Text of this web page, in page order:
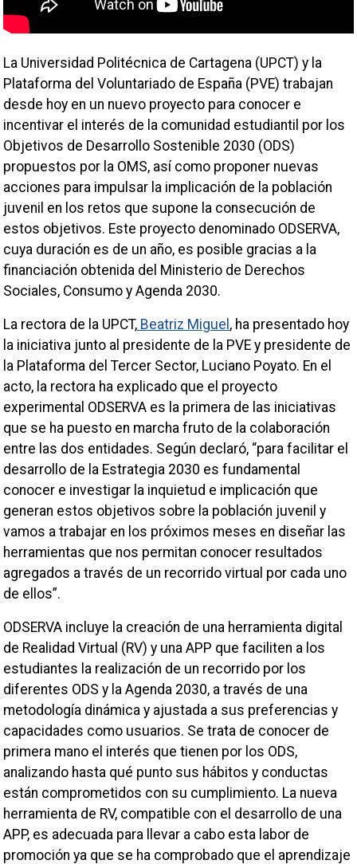
La Universidad Politécnica de Cartagena (UPCT) y la
Plataforma del Voluntariado de España (PVE) trabajan
desde hoy en un nuevo proyecto para conocer e
incentivar el interés de la comunidad estudiantil por los
Objetivos de Desarrollo Sostenible 2030 (ODS)
propuestos por la OMS, así como proponer nuevas
acciones para impulsar la implicación de la población
juvenil en los retos que supone la consecución de
estos objetivos. Este proyecto denominado ODSERVA,
cuya duración es de un año, es posible gracias a la
financiación obtenida del Ministerio de Derechos
Sociales, Consumo y Agenda 2030.
La rectora de la UPCT, Beatriz Miguel , ha presentado hoy
la iniciativa junto al presidente de la PVE y presidente de
la Plataforma del Tercer Sector, Luciano Poyato. En el
acto, la rectora ha explicado que el proyecto
experimental ODSERVA es la primera de las iniciativas
que se ha puesto en marcha fruto de la colaboración
entre las dos entidades. Según declaró, “para facilitar el
desarrollo de la Estrategia 2030 es fundamental
conocer e investigar la inquietud e implicación que
generan estos objetivos sobre la población juvenil y
vamos a trabajar en los próximos meses en diseñar las
herramientas que nos permitan conocer resultados
agregados a través de un recorrido virtual por cada uno
de ellos”.
ODSERVA incluye la creación de una herramienta digital
de Realidad Virtual (RV) y una APP que faciliten a los
estudiantes la realización de un recorrido por los
diferentes ODS y la Agenda 2030, a través de una
metodología dinámica y ajustada a sus preferencias y
capacidades como usuarios. Se trata de conocer de
primera mano el interés que tienen por los ODS,
analizando hasta qué punto sus hábitos y conductas
están comprometidos con su cumplimiento. La nueva
herramienta de RV, compatible con el desarrollo de una
APP, es adecuada para llevar a cabo esta labor de
promoción ya que se ha comprobado que el aprendizaje